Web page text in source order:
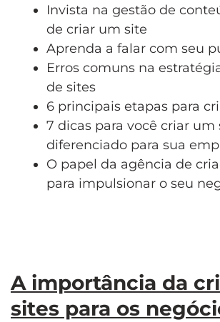
Invista na gestão de
de criar um site
Aprenda a falar com seu
Erros comuns na
de sites
6 principais etapas para
7 dicas para você criar um
diferenciado para sua
O papel da agência de
para impulsionar o seu
A importância da
sites para os